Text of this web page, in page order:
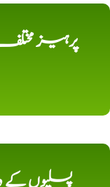
پرہیز
پسلیوں کے